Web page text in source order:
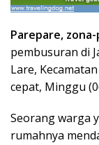
Parepare,
pembusuran di
Lare,
cepat, Minggu
Seorang warga
rumahnya